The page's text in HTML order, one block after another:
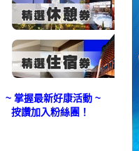
~ 掌握最新好康活動 ~
按讚加入粉絲團！